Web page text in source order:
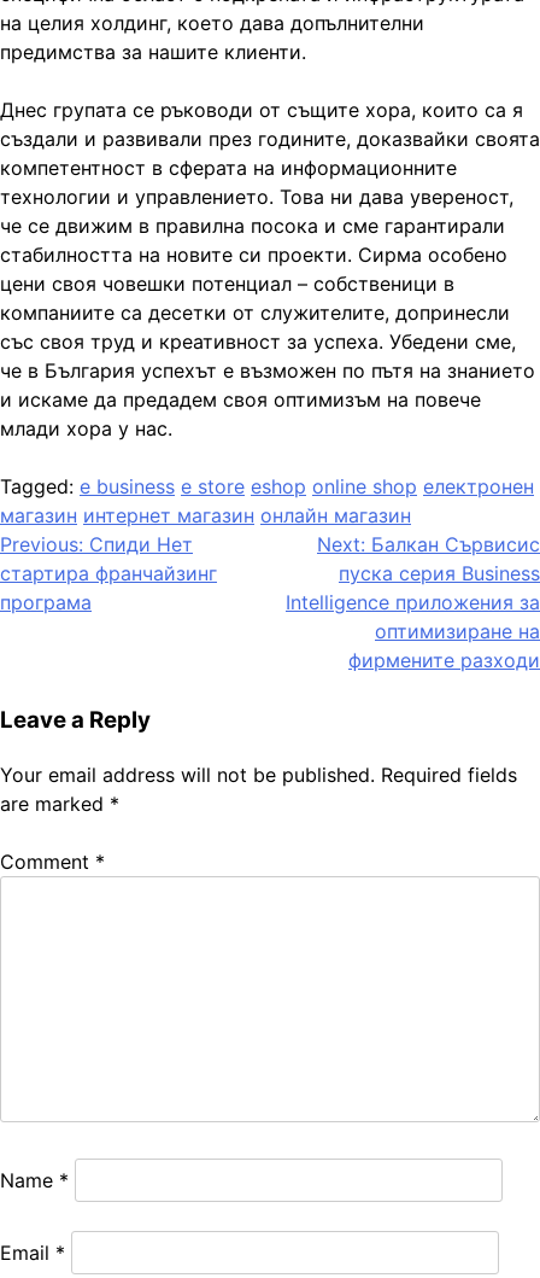
на целия холдинг, което дава допълнителни
предимства за нашите клиенти.
Днес групата се ръководи от същите хора, които са я
създали и развивали през годините, доказвайки своята
компетентност в сферата на информационните
технологии и управлението. Това ни дава увереност,
че се движим в правилна посока и сме гарантирали
стабилността на новите си проекти. Сирма особено
цени своя човешки потенциал – собственици в
компаниите са десетки от служителите, допринесли
със своя труд и креативност за успеха. Убедени сме,
че в България успехът е възможен по пътя на знанието
и искаме да предадем своя оптимизъм на повече
млади хора у нас.
Tagged: e business e store eshop online shop електронен
магазин интернет магазин онлайн магазин
Post
navigation
Previous: Спиди Нет
стартира франчайзинг
програма
Next: Балкан Сървисис
пуска серия Business
Intelligence приложения за
оптимизиране на
фирмените разходи
Leave a Reply
Your email address will not be published. Required fields
are marked *
Comment *
Name *
Email *